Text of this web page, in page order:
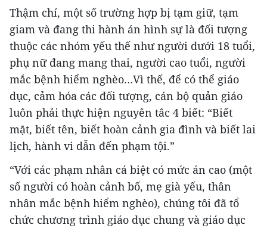
Thậm chí, một số trường hợp bị tạm giữ, tạm
giam và đang thi hành án hình sự là đối tượng
thuộc các nhóm yếu thế như người dưới 18 tuổi,
phụ nữ đang mang thai, người cao tuổi, người
mắc bệnh hiểm nghèo…Vì thế, để có thể giáo
dục, cảm hóa các đối tượng, cán bộ quản giáo
luôn phải thực hiện nguyên tắc 4 biết: “Biết
mặt, biết tên, biết hoàn cảnh gia đình và biết lai
lịch, hành vi dẫn đến phạm tội.”
“Với các phạm nhân cá biệt có mức án cao (một
số người có hoàn cảnh bố, mẹ già yếu, thân
nhân mắc bệnh hiểm nghèo), chúng tôi đã tổ
chức chương trình giáo dục chung và giáo dục